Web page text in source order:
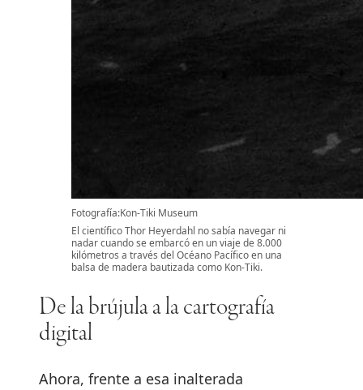
Fotografía:Kon-Tiki Museum
El científico Thor Heyerdahl no sabía navegar ni
nadar cuando se embarcó en un viaje de 8.000
kilómetros a través del Océano Pacífico en una
balsa de madera bautizada como Kon-Tiki.
De la brújula a la cartografía
digital
Ahora, frente a esa inalterada